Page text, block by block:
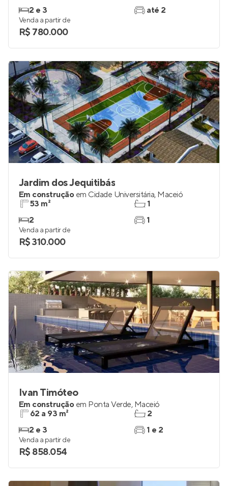
2 e 3 até 2
Venda a partir de
R$ 780.000
Jardim dos Jequitibás
Em construção em Cidade Universitária, Maceió
53 m²
2
1
1
Venda a partir de
R$ 310.000
Ivan Timóteo
Em construção em Ponta Verde, Maceió
62 a 93 m²
2 e 3
2
1 e 2
Venda a partir de
R$ 858.054